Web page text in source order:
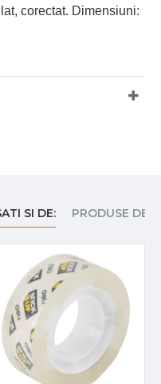
corectat. Dimensiuni:
SI DE: PRODUSE DE